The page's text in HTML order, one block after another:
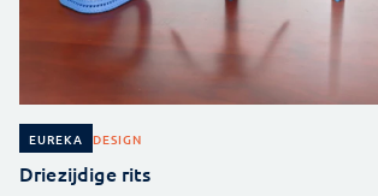
EUREKA DESIGN
Driezijdige rits